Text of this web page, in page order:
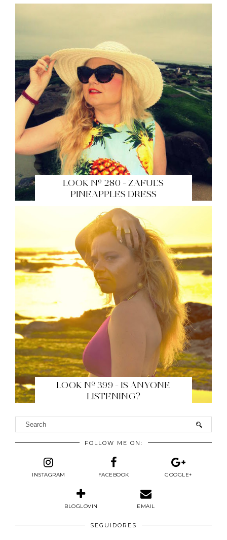
LOOK Nº 280 - ZAFUL'S
PINEAPPLES DRESS
LOOK Nº 399 - IS ANYONE
LISTENING?
FOLLOW ME ON:
INSTAGRAM FACEBOOK GOOGLE+
BLOGLOVIN EMAIL
SEGUIDORES